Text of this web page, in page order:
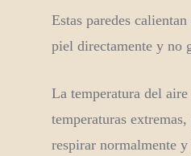
Estas paredes
piel directamente y no
La temperatura del
temperaturas
respirar normalmente